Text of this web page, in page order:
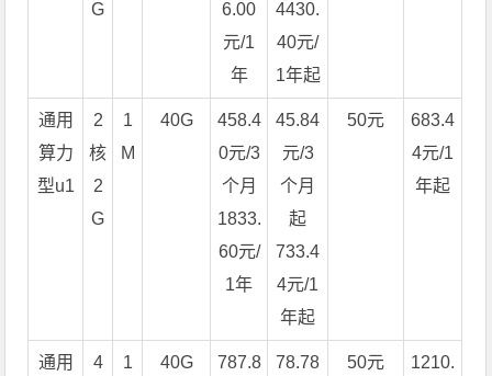
G
6.00
元/1
年
4430.
40元/
1年起
通用
算力
型u1
2
核
2
G
1
M
40G
458.4
0元/3
个月
1833.
60元/
1年
45.84
元/3
个月
起
733.4
4元/1
年起
50元
683.4
4元/1
年起
通用
4
1
40G
787.8
78.78
50元
1210.